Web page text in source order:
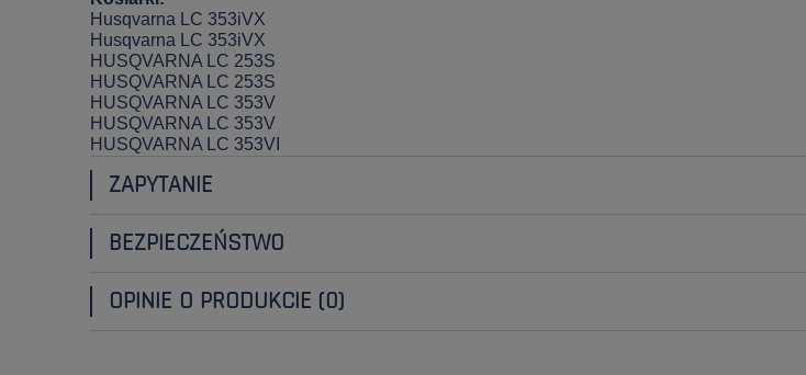
Husqvarna LC 353iVX
Husqvarna LC 353iVX
HUSQVARNA LC 253S
HUSQVARNA LC 253S
HUSQVARNA LC 353V
HUSQVARNA LC 353V
HUSQVARNA LC 353VI
ZAPYTANIE
BEZPIECZEŃSTWO
OPINIE O PRODUKCIE (0)